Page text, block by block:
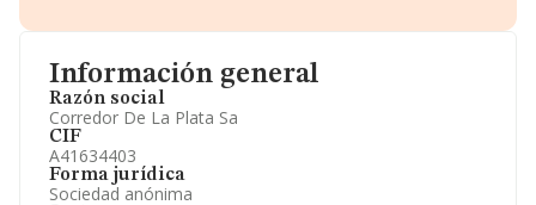
Información general
Razón social
Corredor De La Plata Sa
CIF
A41634403
Forma jurídica
Sociedad anónima
Información oficial y registral complementaria.